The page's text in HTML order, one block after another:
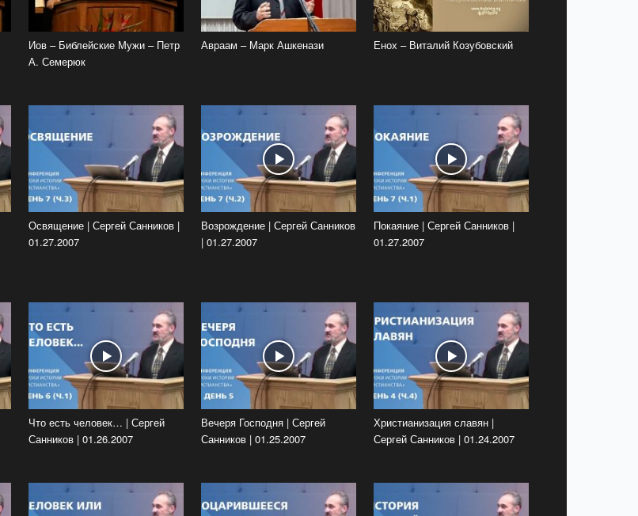
Иов – Библейские Мужи – Петр
А. Семерюк
Авраам – Марк Ашкенази Енох – Виталий Козубовский
Освящение | Сергей Санников |
01.27.2007
Возрождение | Сергей Санников
| 01.27.2007
Покаяние | Сергей Санников |
01.27.2007
Что есть человек… | Сергей
Санников | 01.26.2007
Вечеря Господня | Сергей
Санников | 01.25.2007
Христианизация славян |
Сергей Санников | 01.24.2007